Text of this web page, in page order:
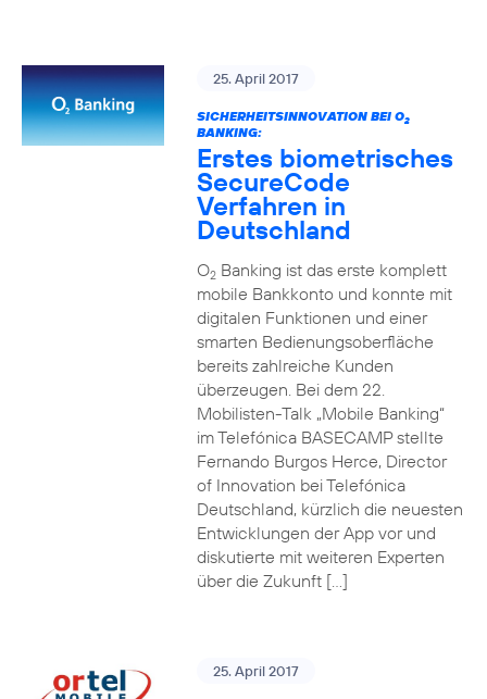
25. April 2017
SICHERHEITSINNOVATION BEI O2
BANKING:
Erstes biometrisches
SecureCode
Verfahren in
Deutschland
O2Banking ist das erste komplett
mobile Bankkonto und konnte mit
digitalen Funktionen und einer
smarten Bedienungsoberfläche
bereits zahlreiche Kunden
überzeugen. Bei dem 22.
Mobilisten-Talk „Mobile Banking“
im Telefónica BASECAMP stellte
Fernando Burgos Herce, Director
of Innovation bei Telefónica
Deutschland, kürzlich die neuesten
Entwicklungen der App vor und
diskutierte mit weiteren Experten
über die Zukunft […]
25. April 2017